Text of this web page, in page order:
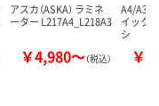
アスカ（ASKA） ラミネ
ーター L217A4_L218A3
￥4,980～（税込）
A4/A3
イック
シ
￥